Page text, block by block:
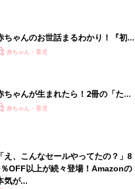
ちゃんのお世話まるわかり！『初め
のひよこクラブ 夏号』〈巻頭大特
赤ちゃん・育児
ちゃんが生まれたら！2冊の「たま
よ」
赤ちゃん・育児
「え、こんなセールやってたの？」8
OFF以上が続々登場！Amazonの
気が...